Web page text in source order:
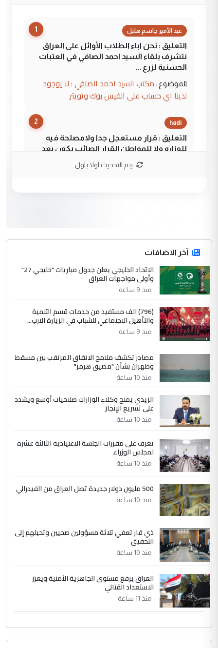
1 عبد الأمير جاسم هليل
التعليق : نحن اباء الطلاب الأوائل على العراق
نتشرف بلقاء السيد احمد الصافي في العتبات
الحسنية لزرع ...
الموضوع : مكتب السيد احمد الصافي : لا يوجود
لدينا اي حساب على الفيس بوك وتويتر
2 hadi
التعليق : قرار مستعجل جدا ولامصلحة فيه
للوزاره ولا للمواطن القرار الصائب يكون بعد
الاستماع للمدير ومغرفة ...
جنسية الرافد الثالث للعراق ومن اصول عريقة
ابا فرات ...
الموضوع :
الجواهري يرد على صدام حسين سل
مضجعيك يابن الزنا (نص كامل)
سردار
التعليق : واحد من عصابة علي ماما يسقط
جنسية الرافد الثالث للعراق ومن اصول عريقة
ابا فرات ...
الجواهري يرد على صدام حسين سل
مضجعيك يابن الزنا (نص كامل)
5
التعليق : تحياتي لك استاذ حامدتركان. كلام
دقيق ومسؤول؛ فالاستثمار الحقيقي للإنسان
الموضوع :
بين الإهمال واغتصاب الأرض.. بلاد
الرافدين تعاني الجفاف والتصحر!!
يتم التحديث اولا باول
آخر الاضافات
الاتحاد الخليجي يعلن جدول مباريات "خليجي 27"
وأولى مواجهات العراق
منذ 9 ساعة
(796) الف مستفيد من خدمات قسم التنمية
والتأهيل الاجتماعي للشباب في الزيارة الارب...
منذ 9 ساعة
مصادر تكشف ملامح الاتفاق المرتقب بين مسقط
وطهران بشأن "مضيق هرمز"
منذ 10 ساعة
الزيدي يمنح وكلاء الوزارات صلاحيات أوسع ويشدد
على تسريع الإنجاز
منذ 10 ساعة
تعرف على مقررات الجلسة الاعتيادية الثالثة عشرة
لمجلس الوزراء
منذ 10 ساعة
500 مليون دولار جديدة تصل العراق من الفيدرالي
منذ 10 ساعة
ذي قار تعفي ثلاثة مسؤولين صحيين وتحيلهم إلى
التحقيق
منذ 10 ساعة
العراق يرفع مستوى الجاهزية الأمنية ويعزز
الاستعداد القتالي
منذ 11 ساعة